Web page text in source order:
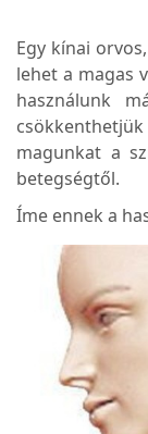
Egy kínai
lehet a magas
használunk
magunkat a
betegségtől.
Íme ennek a